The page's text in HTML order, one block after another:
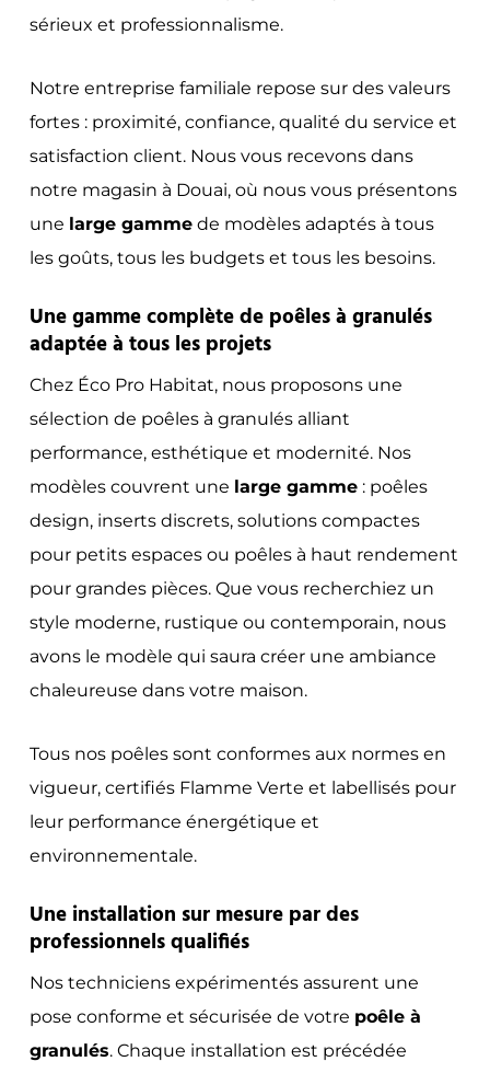
sérieux et professionnalisme.
Notre entreprise familiale repose sur des valeurs
fortes : proximité, confiance, qualité du service et
satisfaction client. Nous vous recevons dans
notre magasin à Douai, où nous vous présentons
une large gammede modèles adaptés à tous
les goûts, tous les budgets et tous les besoins.
Une gamme complète de poêles à granulés
adaptée à tous les projets
Chez Éco Pro Habitat, nous proposons une
sélection de poêles à granulés alliant
performance, esthétique et modernité. Nos
modèles couvrent une large gamme: poêles
design, inserts discrets, solutions compactes
pour petits espaces ou poêles à haut rendement
pour grandes pièces. Que vous recherchiez un
style moderne, rustique ou contemporain, nous
avons le modèle qui saura créer une ambiance
chaleureuse dans votre maison.
Tous nos poêles sont conformes aux normes en
vigueur, certifiés Flamme Verte et labellisés pour
leur performance énergétique et
environnementale.
Une installation sur mesure par des
professionnels qualifiés
Nos techniciens expérimentés assurent une
pose conforme et sécurisée de votre poêle à
granulés. Chaque installation est précédée